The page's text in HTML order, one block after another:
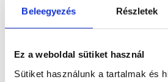
Beleegyezés Részletek
Ez a weboldal sütiket használ
Sütiket használunk a tartalmak és
Kapcsolódó